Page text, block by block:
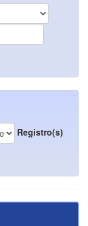
Registro(s)